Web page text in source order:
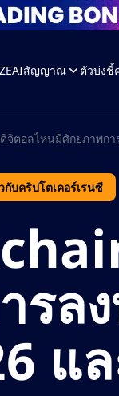
สัญญาณ ตัวบ่งชี้
ดิจิตอลไหนมีศักยภาพ
กับคริปโตเคอร์เรนซี
รล
แ